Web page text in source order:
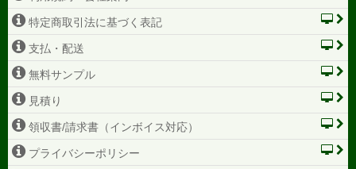
特定商取引法に基づく表記
支払・配送
無料サンプル
見積り
領収書/請求書（インボイス対応）
プライバシーポリシー